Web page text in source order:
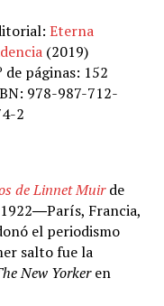
Eterna
(2019)
de páginas: 152
978-987-712-
2
de Linnet Muirde
Francia,
el periodismo
salto fue la
New Yorkeren